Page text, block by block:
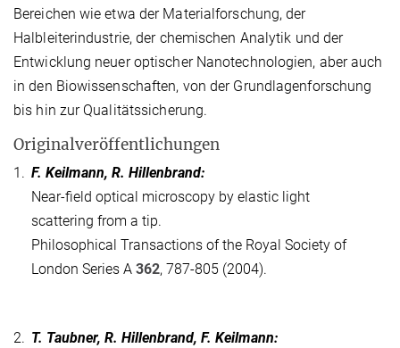
Bereichen wie etwa der Materialforschung, der
Halbleiterindustrie, der chemischen Analytik und der
Entwicklung neuer optischer Nanotechnologien, aber auch
in den Biowissenschaften, von der Grundlagenforschung
bis hin zur Qualitätssicherung.
Originalveröffentlichungen
1. F. Keilmann, R. Hillenbrand:
Near-field optical microscopy by elastic light
scattering from a tip.
Philosophical Transactions of the Royal Society of
London Series A 362, 787-805 (2004).
2. T. Taubner, R. Hillenbrand, F. Keilmann: